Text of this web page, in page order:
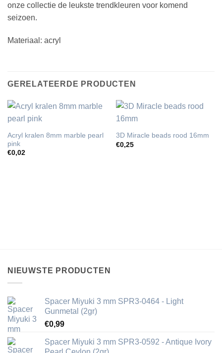
onze collectie de leukste trendkleuren voor komend
seizoen.
Materiaal: acryl
GERELATEERDE PRODUCTEN
Acryl kralen 8mm marble pearl
pink
€0,02
3D Miracle beads rood 16mm
€0,25
NIEUWSTE PRODUCTEN
Spacer Miyuki 3 mm SPR3-0464 - Light
Gunmetal (2gr)
€0,99
Spacer Miyuki 3 mm SPR3-0592 - Antique Ivory